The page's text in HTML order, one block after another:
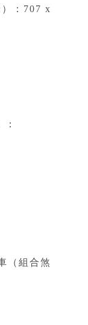
：707 x
（組合煞